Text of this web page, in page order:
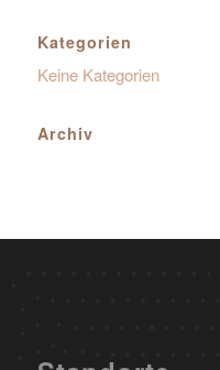
Kategorien
Keine Kategorien
Archiv